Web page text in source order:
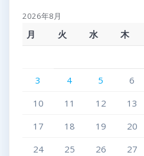
2026年8月
月 火 水 木
3
4 5 6
10
11 12 13
17
18 19 20
24
25 26 27